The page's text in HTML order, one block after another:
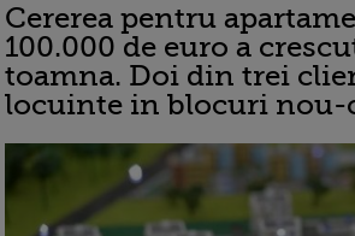
Cererea pentru
100.000 de euro a
toamna. Doi din trei
locuinte in blocuri nou-